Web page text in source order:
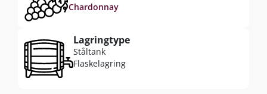
Chardonnay
Lagringtype
Ståltank
Flaskelagring